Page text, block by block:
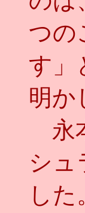
つの
す」
明か
永
シュ
し